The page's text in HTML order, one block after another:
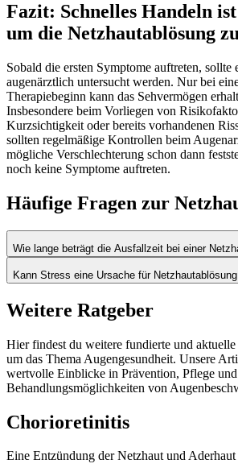
Fazit: Schnelles Handeln ist
um die Netzhautablösung
Sobald die ersten Symptome auftreten, sollte
augenärztlich untersucht werden. Nur bei
Therapiebeginn kann das Sehvermögen
Insbesondere beim Vorliegen von
Kurzsichtigkeit oder bereits vorhandenen
sollten regelmäßige Kontrollen beim
mögliche Verschlechterung schon dann
noch keine Symptome auftreten.
Häufige Fragen zur
Wie lange beträgt die Ausfallzeit bei einer
Kann Stress eine Ursache für
Weitere Ratgeber
Hier findest du weitere fundierte und
um das Thema Augengesundheit. Unsere
wertvolle Einblicke in Prävention, Pflege und
Behandlungsmöglichkeiten von
Chorioretinitis
Eine Entzündung der Netzhaut und